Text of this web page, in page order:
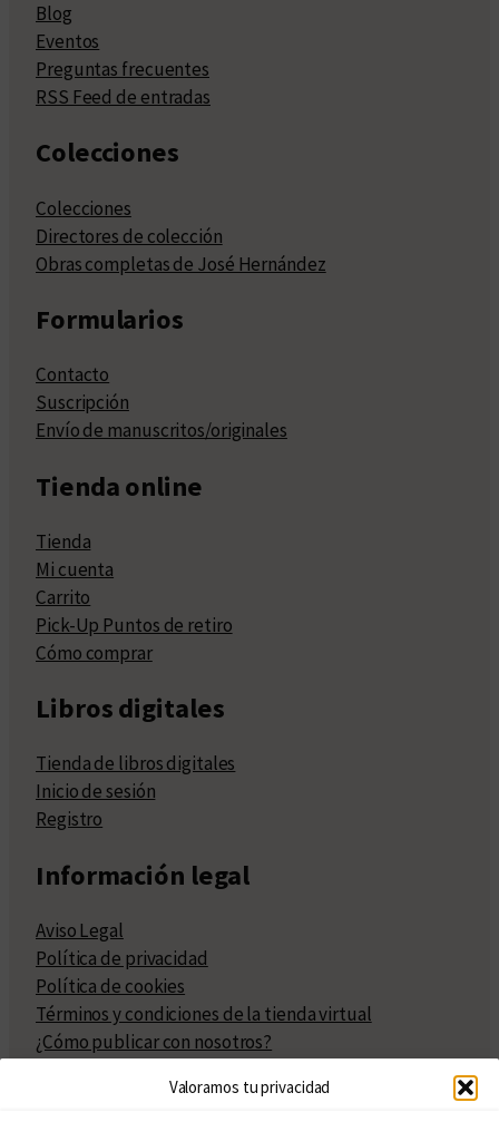
Valoramos tu privacidad
Blog
Eventos
Preguntas frecuentes
RSS Feed de entradas
Colecciones
Colecciones
Directores de colección
Obras completas de José Hernández
Formularios
Contacto
Suscripción
Envío de manuscritos/originales
Tienda online
Tienda
Mi cuenta
Carrito
Pick-Up Puntos de retiro
Cómo comprar
Libros digitales
Tienda de libros digitales
Inicio de sesión
Registro
Información legal
Aviso Legal
Política de privacidad
Política de cookies
Términos y condiciones de la tienda virtual
¿Cómo publicar con nosotros?
Políticas de publicación